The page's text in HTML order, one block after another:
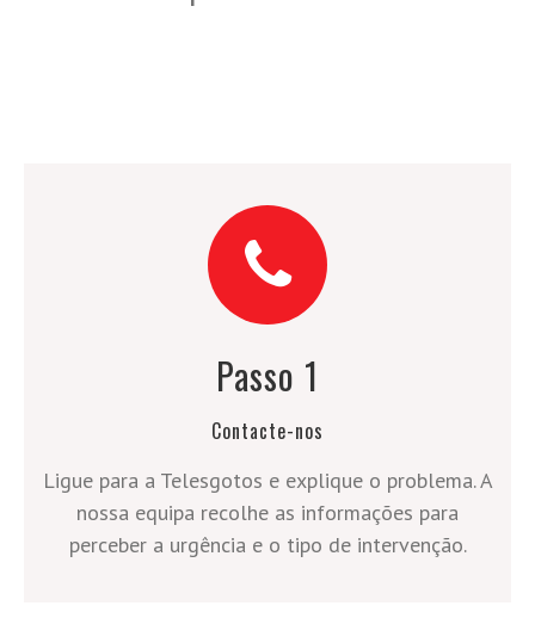
Passo 1
Contacte-nos
Ligue para a Telesgotos e explique o problema. A
nossa equipa recolhe as informações para
perceber a urgência e o tipo de intervenção.